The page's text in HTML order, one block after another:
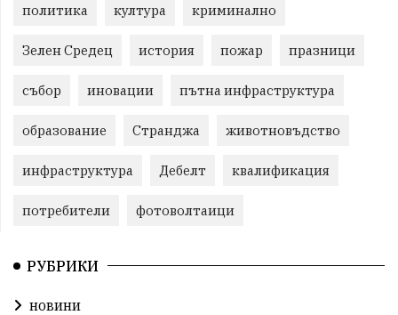
политика култура криминално
Зелен Средец история пожар празници
събор иновации пътна инфраструктура
образование Странджа животновъдство
инфраструктура Дебелт квалификация
потребители фотоволтаици
РУБРИКИ
новини